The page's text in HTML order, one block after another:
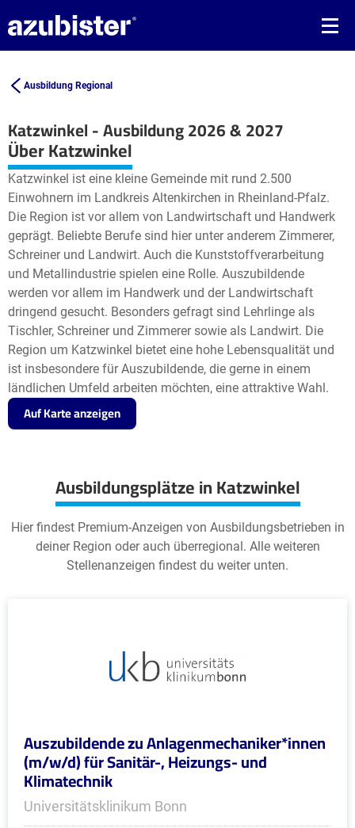
Ausbildung Regional
Katzwinkel - Ausbildung 2026 & 2027
+
−
Leaflet| © OpenStreetMap2
Über Katzwinkel
Katzwinkel ist eine kleine Gemeinde mit rund 2.500
Einwohnern im Landkreis Altenkirchen in Rheinland-Pfalz.
Die Region ist vor allem von Landwirtschaft und Handwerk
geprägt. Beliebte Berufe sind hier unter anderem Zimmerer,
Schreiner und Landwirt. Auch die Kunststoffverarbeitung
und Metallindustrie spielen eine Rolle. Auszubildende
werden vor allem im Handwerk und der Landwirtschaft
dringend gesucht. Besonders gefragt sind Lehrlinge als
Tischler, Schreiner und Zimmerer sowie als Landwirt. Die
Region um Katzwinkel bietet eine hohe Lebensqualität und
ist insbesondere für Auszubildende, die gerne in einem
ländlichen Umfeld arbeiten möchten, eine attraktive Wahl.
Auf Karte anzeigen
Ausbildungsplätze in Katzwinkel
Hier findest Premium-Anzeigen von Ausbildungsbetrieben in
deiner Region oder auch überregional. Alle weiteren
Stellenanzeigen findest du weiter unten.
Auszubildende zu Anlagenmechaniker*innen
(m/w/d) für Sanitär-, Heizungs- und
Klimatechnik
Universitätsklinikum Bonn